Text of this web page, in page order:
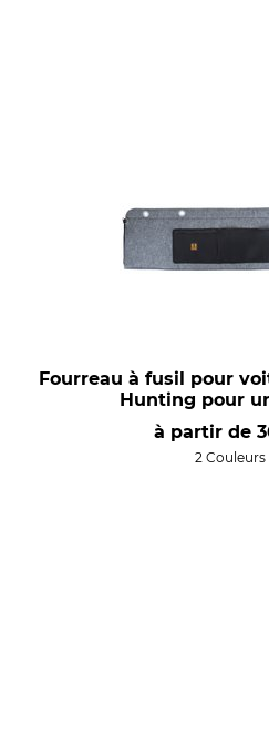
Fourreau à fusil pour
Hunting pour
à partir de
2 Couleurs